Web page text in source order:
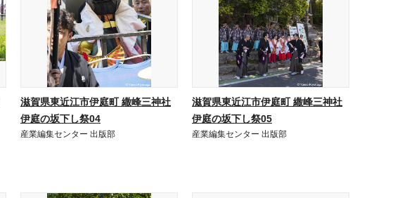
滋賀県東近江市伊庭町 繖峰三神社
伊庭の坂下し祭04
産業編集センター 出版部
滋賀県東近江市伊庭町 繖峰三神社
伊庭の坂下し祭05
産業編集センター 出版部